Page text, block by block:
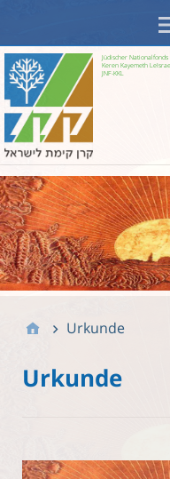
Jüdischer Nationalfonds
Keren Kayemeth
JNF-KKL
Urkunde
Urkunde